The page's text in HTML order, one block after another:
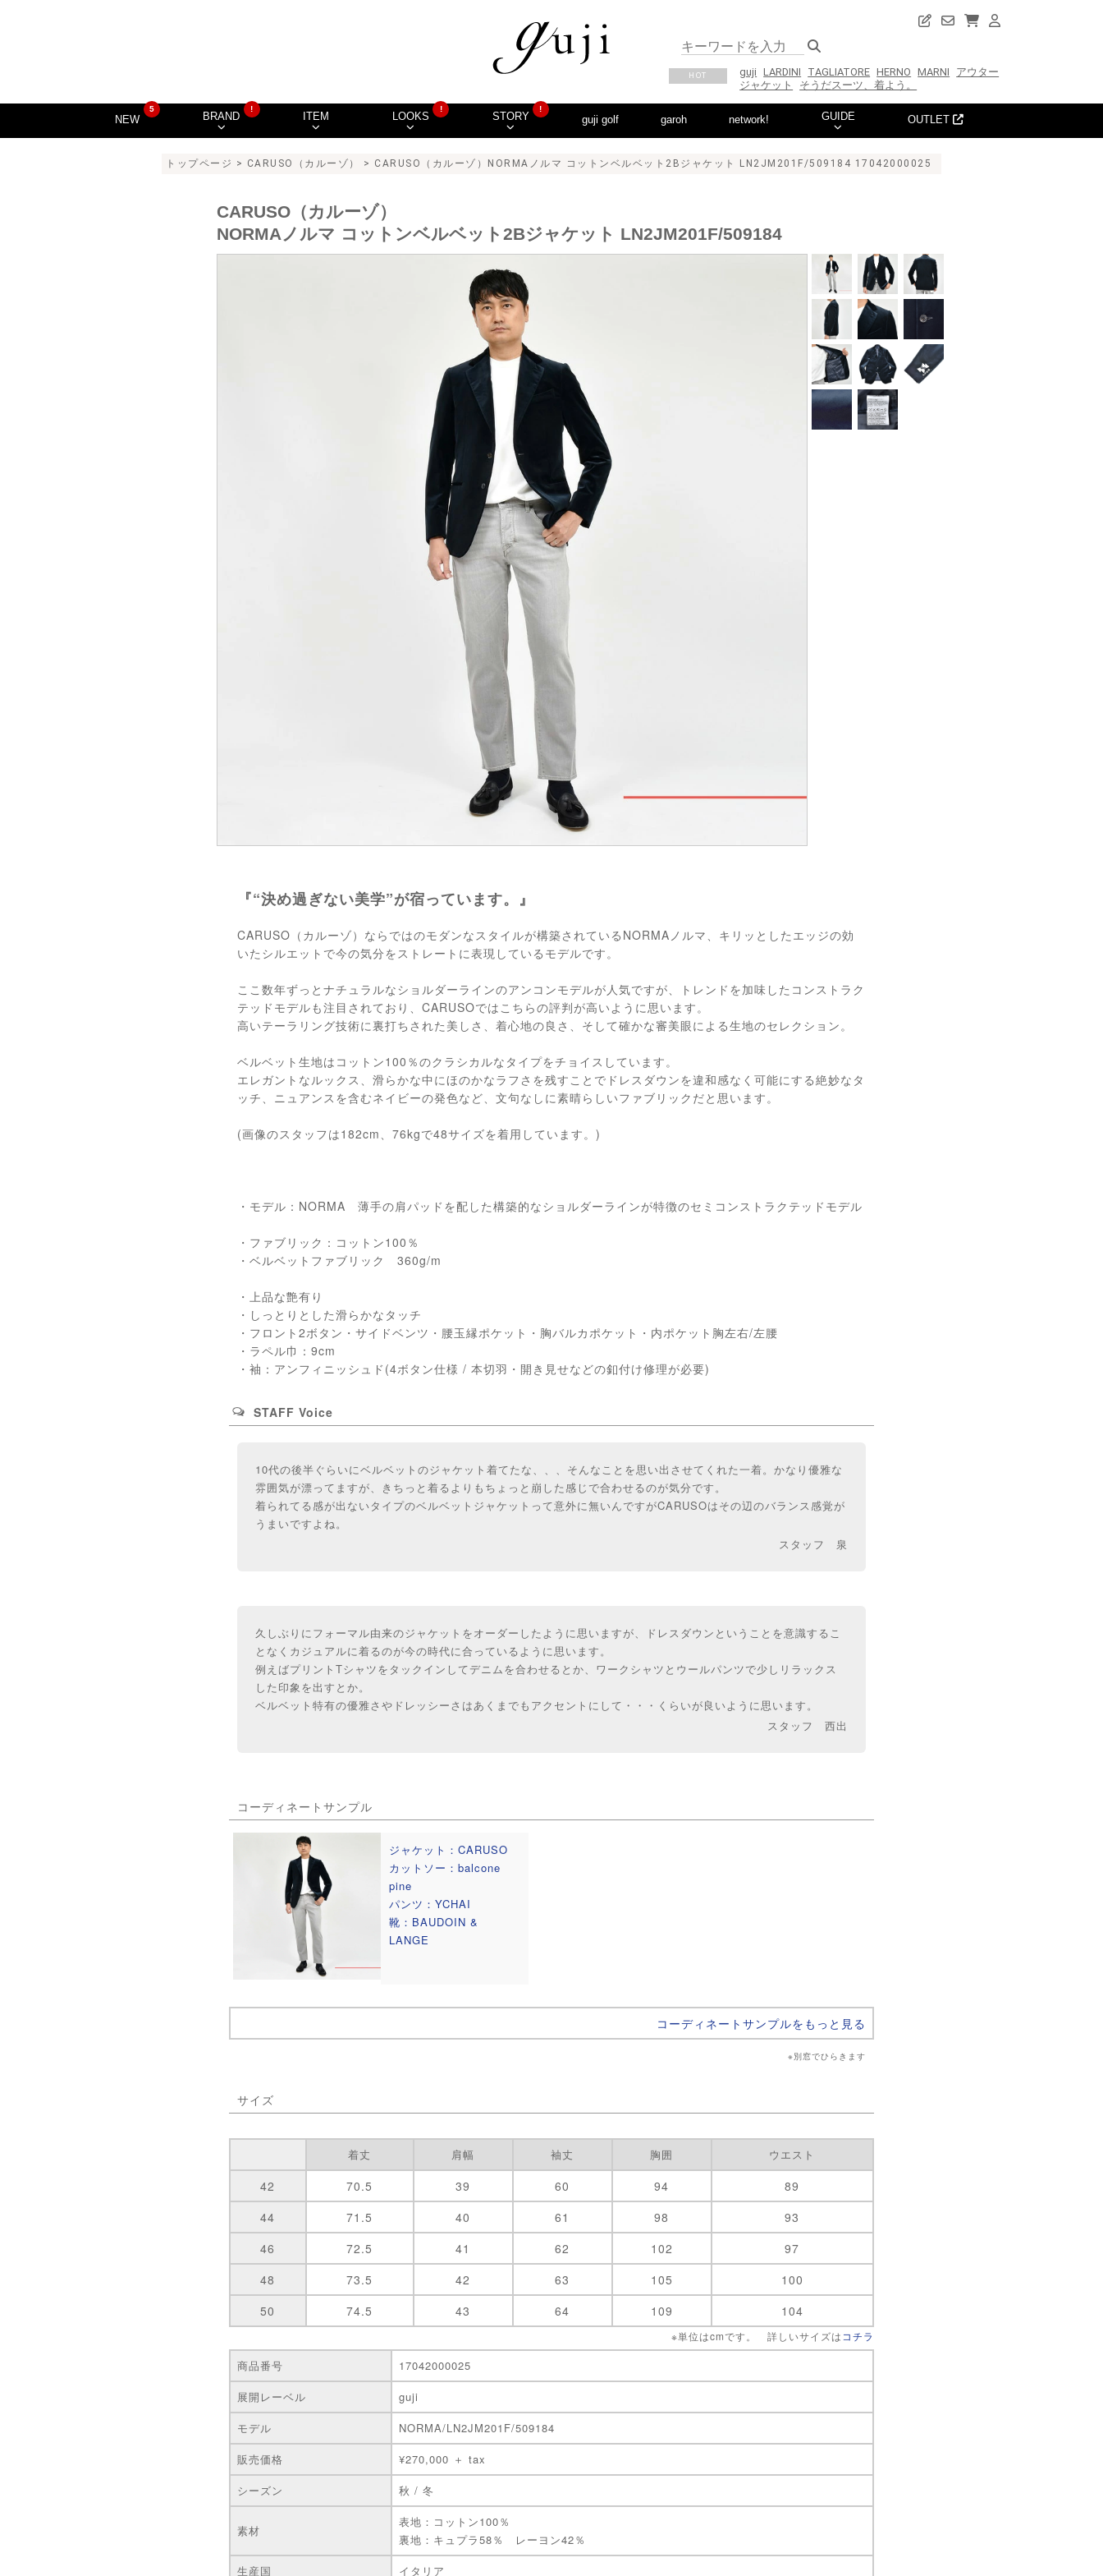
HOT guji LARDINI TAGLIATORE HERNO MARNI
アウター
ジャケット
そうだスーツ、着よう。
NEW
5
BRAND
!
ITEM LOOKS
!
STORY
!
guji golf garoh network! GUIDE OUTLET
トップページ > CARUSO（カルーゾ） > CARUSO（カルーゾ）NORMAノルマ コットンベルベット2Bジャケット LN2JM201F/509184 17042000025
『“決め過ぎない美学”が宿っています。』
CARUSO（カルーゾ）ならではのモダンなスタイルが構築されているNORMAノルマ、キリッとしたエッジの効
いたシルエットで今の気分をストレートに表現しているモデルです。
ここ数年ずっとナチュラルなショルダーラインのアンコンモデルが人気ですが、トレンドを加味したコンストラク
テッドモデルも注目されており、CARUSOではこちらの評判が高いように思います。
高いテーラリング技術に裏打ちされた美しさ、着心地の良さ、そして確かな審美眼による生地のセレクション。
ベルベット生地はコットン100％のクラシカルなタイプをチョイスしています。
エレガントなルックス、滑らかな中にほのかなラフさを残すことでドレスダウンを違和感なく可能にする絶妙なタ
ッチ、ニュアンスを含むネイビーの発色など、文句なしに素晴らしいファブリックだと思います。
(画像のスタッフは182cm、76kgで48サイズを着用しています。)
・モデル：NORMA 薄手の肩パッドを配した構築的なショルダーラインが特徴のセミコンストラクテッドモデル
・ファブリック：コットン100％
・ベルベットファブリック 360g/m
・上品な艶有り
・しっとりとした滑らかなタッチ
・フロント2ボタン・サイドベンツ・腰玉縁ポケット・胸バルカポケット・内ポケット胸左右/左腰
・ラペル巾：9cm
・袖：アンフィニッシュド(4ボタン仕様 / 本切羽・開き見せなどの釦付け修理が必要)
STAFF Voice
10代の後半ぐらいにベルベットのジャケット着てたな、、、そんなことを思い出させてくれた一着。かなり優雅な
雰囲気が漂ってますが、きちっと着るよりもちょっと崩した感じで合わせるのが気分です。
着られてる感が出ないタイプのベルベットジャケットって意外に無いんですがCARUSOはその辺のバランス感覚が
うまいですよね。
スタッフ 泉
久しぶりにフォーマル由来のジャケットをオーダーしたように思いますが、ドレスダウンということを意識するこ
となくカジュアルに着るのが今の時代に合っているように思います。
例えばプリントTシャツをタックインしてデニムを合わせるとか、ワークシャツとウールパンツで少しリラックス
した印象を出すとか。
ベルベット特有の優雅さやドレッシーさはあくまでもアクセントにして・・・くらいが良いように思います。
スタッフ 西出
コーディネートサンプル
ジャケット：CARUSO
カットソー：balcone
pine
パンツ：YCHAI
靴：BAUDOIN &
LANGE
コーディネートサンプルをもっと見る
※別窓でひらきます
サイズ
着丈 肩幅 袖丈 胸囲 ウエスト
42 70.5 39 60 94
89
44
71.5 40 61 98
93
46
72.5 41 62 102
97
48
73.5 42 63 105
100
50
74.5 43 64 109 104
※単位はcmです。 詳しいサイズは コチラ
商品番号
17042000025
展開レーベル
guji
モデル
NORMA/LN2JM201F/509184
販売価格
¥270,000 ＋ tax
シーズン
秋 / 冬
素材
表地：コットン100％
裏地：キュプラ58％ レーヨン42％
生産国
イタリア